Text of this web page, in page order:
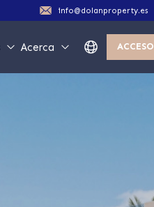
info@dolanproperty.es
Acerca ACCESO